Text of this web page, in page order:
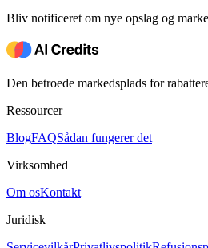
Bliv notificeret om nye opslag og
Den betroede markedsplads for
Ressourcer
BlogFAQSådan fungerer det
Virksomhed
Om osKontakt
Juridisk